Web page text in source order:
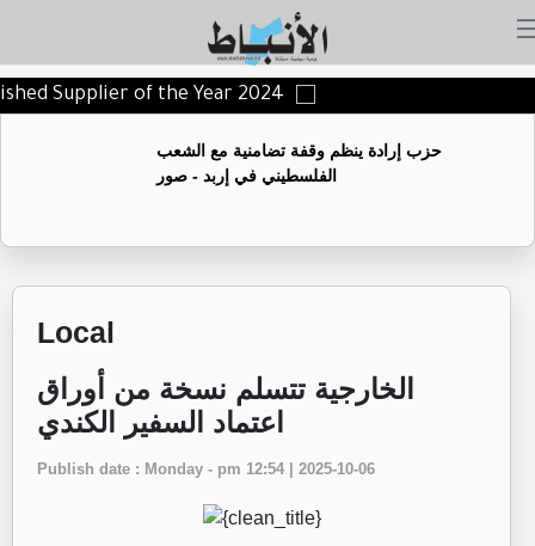
Supplier of the Year 2024
حزب إرادة ينظم وقفة تضامنية مع الشعب
الفلسطيني في إربد - صور
Local
الخارجية تتسلم نسخة من أوراق
اعتماد السفير الكندي
Publish date : Monday - pm 12:54 | 2025-10-06